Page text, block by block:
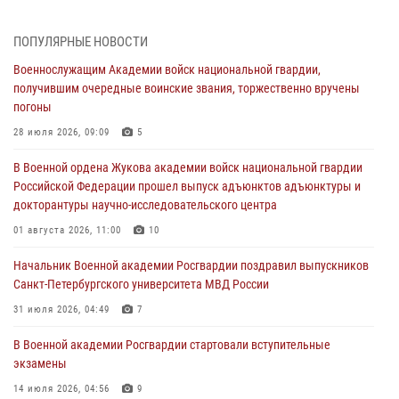
27 июля 2026, 14:49 7
Военная академия информирует!
23 июля 2026, 04:51
Курсант Военной академии войск национальной гвардии принял
22 июля 2026, 09:41
Мастер‑класс по стрельбе: точность, тактика, профессионализм
20 июля 2026, 11:17
108 лет со дня образования подразделений связи войск
ПОПУЛЯРНЫЕ НОВОСТИ
Военнослужащим Академии войск национальной гвардии,
получившим очередные воинские звания, торжественно вручены
погоны
28 июля 2026, 09:09 5
В Военной ордена Жукова академии войск национальной гвардии
Российской Федерации прошел выпуск адъюнктов адъюнктуры и
докторантуры научно-исследовательского центра
01 августа 2026, 11:00 10
Начальник Военной академии Росгвардии поздравил выпускников
Санкт-Петербургского университета МВД России
31 июля 2026, 04:49 7
В Военной академии Росгвардии стартовали вступительные
экзамены
14 июля 2026, 04:56 9